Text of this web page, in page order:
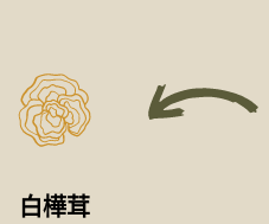
白樺茸